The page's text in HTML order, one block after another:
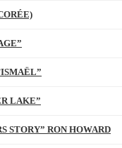
LAKE”
STORY” RON HOWARD